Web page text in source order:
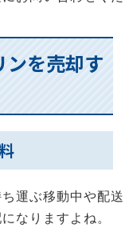
ンを売却す
運ぶ移動中や配送
なりますよね。